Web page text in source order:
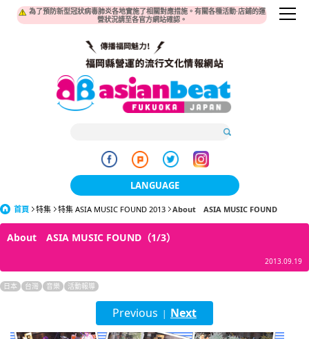
為了預防新型冠狀病毒肺炎各地實施了相關對應措施。有關各種活動·店鋪的運
營狀況請至各官方網站確認。
LANGUAGE
日本語
한국어
English
首頁 特集 特集 ASIA MUSIC FOUND 2013 About ASIA MUSIC FOUND
About ASIA MUSIC FOUND（1/3）
2013.09.19
日本 台灣 音樂 活動報導
Previous | Next